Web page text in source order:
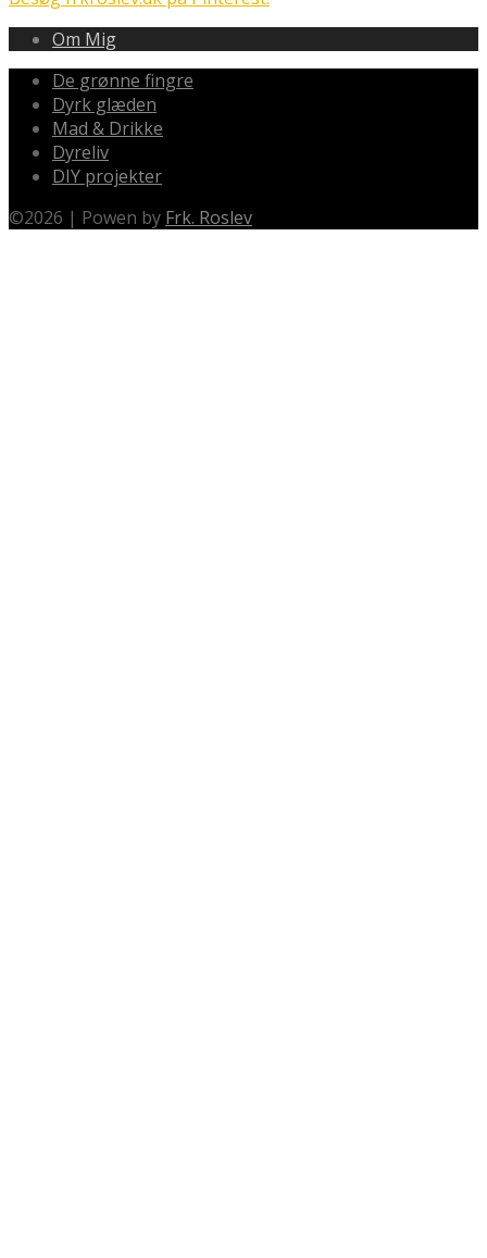
Om Mig
De grønne fingre
Dyrk glæden
Mad & Drikke
Dyreliv
DIY projekter
©2026 | Powen by Frk. Roslev